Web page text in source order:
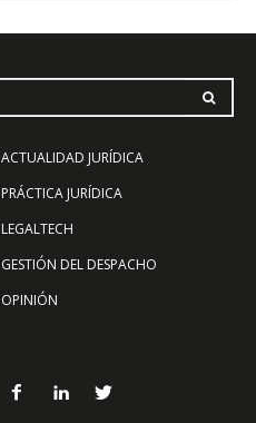
ACTUALIDAD JURÍDICA
PRÁCTICA JURÍDICA
LEGALTECH
GESTIÓN DEL DESPACHO
OPINIÓN